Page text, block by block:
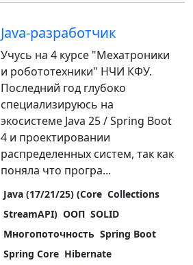
Java-разработчик
Учусь на 4 курсе "Мехатроники
и робототехники" НЧИ КФУ.
Последний год глубоко
специализируюсь на
экосистеме Java 25 / Spring Boot
4 и проектировании
распределенных систем, так как
поняла что програ...
Java (17/21/25) (Core Collections
StreamAPI) ООП SOLID
Многопоточность Spring Boot
Spring Core Hibernate